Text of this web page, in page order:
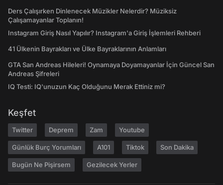
Ders Çalışırken Dinlenecek Müzikler Nelerdir? Müziksiz
Çalışamayanlar Toplanın!
Instagram Giriş Nasıl Yapılır? Instagram'a Giriş İşlemleri Rehberi
41 Ülkenin Bayrakları ve Ülke Bayraklarının Anlamları
GTA San Andreas Hileleri! Oynamaya Doyamayanlar İçin Güncel San
Andreas Şifreleri
IQ Testi: IQ'unuzun Kaç Olduğunu Merak Ettiniz mi?
Keşfet
Twitter Deprem Zam Youtube
Günlük Burç Yorumları A101 Tiktok Son Dakika
Bugün Ne Pişirsem Gezilecek Yerler